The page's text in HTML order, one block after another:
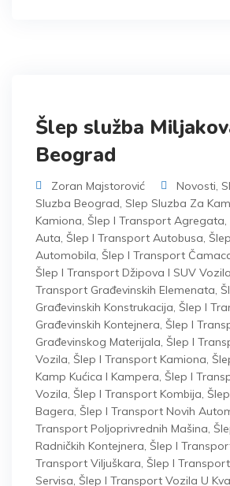
Šlep služba
Beograd
Zoran Majstorović Novosti,
Sluzba Beograd, Slep Sluzba Za
Kamiona, Šlep I Transport Agregata,
Auta, Šlep I Transport Autobusa,
Automobila, Šlep I Transport
Šlep I Transport Džipova I SUV Vozila
Transport Građevinskih Elemenata,
Građevinskih Konstrukacija, Šlep I
Građevinskih Kontejnera, Šlep I
Građevinskog Materijala, Šlep I
Vozila, Šlep I Transport Kamiona,
Kamp Kućica I Kampera, Šlep I
Vozila, Šlep I Transport Kombija,
Bagera, Šlep I Transport Novih
Transport Poljoprivrednih Mašina,
Radničkih Kontejnera, Šlep I
Transport Viljuškara, Šlep I
Servisa, Šlep I Transport Vozila U